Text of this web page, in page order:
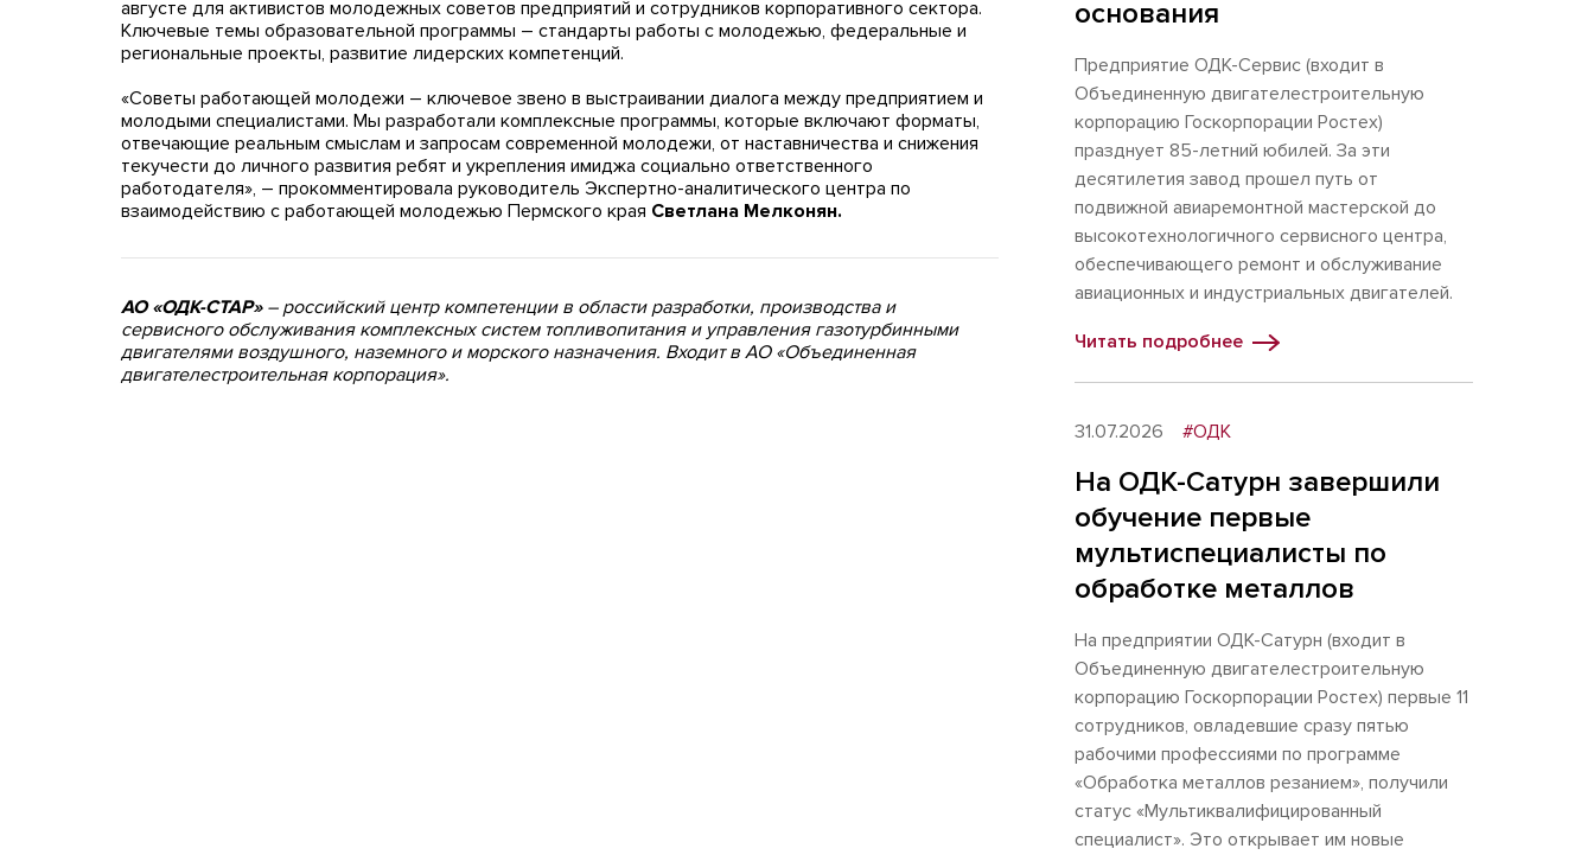
августе для активистов молодежных советов предприятий и сотрудников корпоративного сектора.
Ключевые темы образовательной программы – стандарты работы с молодежью, федеральные и
региональные проекты, развитие лидерских компетенций.
«Советы работающей молодежи – ключевое звено в выстраивании диалога между предприятием и
молодыми специалистами. Мы разработали комплексные программы, которые включают форматы,
отвечающие реальным смыслам и запросам современной молодежи, от наставничества и снижения
текучести до личного развития ребят и укрепления имиджа социально ответственного
работодателя», – прокомментировала руководитель Экспертно-аналитического центра по
взаимодействию с работающей молодежью Пермского края Светлана Мелконян.
АО «ОДК-СТАР»– российский центр компетенции в области разработки, производства и
сервисного обслуживания комплексных систем топливопитания и управления газотурбинными
двигателями воздушного, наземного и морского назначения. Входит в АО «Объединенная
двигателестроительная корпорация».
основания
Предприятие ОДК-Сервис (входит в
Объединенную двигателестроительную
корпорацию Госкорпорации Ростех)
празднует 85-летний юбилей. За эти
десятилетия завод прошел путь от
подвижной авиаремонтной мастерской до
высокотехнологичного сервисного центра,
обеспечивающего ремонт и обслуживание
авиационных и индустриальных двигателей.
Читать подробнее
31.07.2026 #ОДК
На ОДК-Сатурн завершили
обучение первые
мультиспециалисты по
обработке металлов
На предприятии ОДК-Сатурн (входит в
Объединенную двигателестроительную
корпорацию Госкорпорации Ростех) первые 11
сотрудников, овладевшие сразу пятью
рабочими профессиями по программе
«Обработка металлов резанием», получили
статус «Мультиквалифицированный
специалист». Это открывает им новые